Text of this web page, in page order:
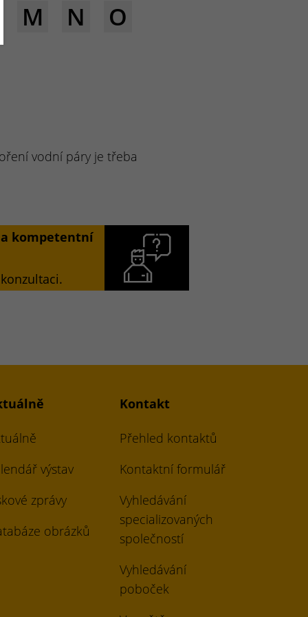
M N O
vodní páry je třeba
kompetentní
výstav
zprávy
obrázků
Kontakt
Přehled kontaktů
Kontaktní formulář
Vyhledávání
specializovaných
společností
Vyhledávání
poboček